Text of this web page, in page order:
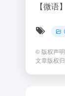
【微
© 版权声明
文章版权